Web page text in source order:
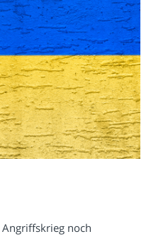
noch